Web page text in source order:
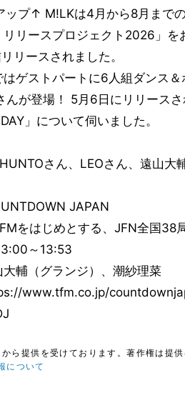
ップ↑ M!LKは4月から8月まで
リースプロジェクト2026」を
リースされました。
ゲストパートに6人組ダンス＆
んが登場！ 5月6日にリリース
」について伺いました。
さん、LEOさん、遠山大
JAPAN
をはじめとする、JFN全国38
～13:53
輔（グランジ）、潮紗理菜
www.tfm.co.jp/
から提供を受けております。著作権は提供
について